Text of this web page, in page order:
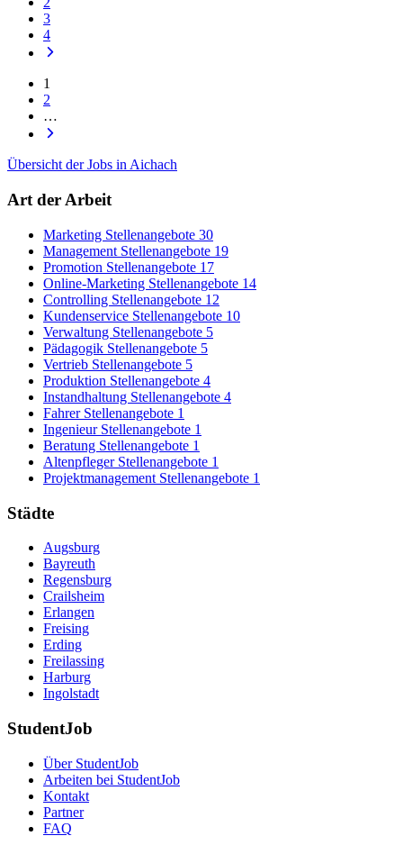
3
4
1
2
…
Übersicht der Jobs in Aichach
Art der Arbeit
Marketing Stellenangebote 30
Management Stellenangebote 19
Promotion Stellenangebote 17
Online-Marketing Stellenangebote 14
Controlling Stellenangebote 12
Kundenservice Stellenangebote 10
Verwaltung Stellenangebote 5
Pädagogik Stellenangebote 5
Vertrieb Stellenangebote 5
Produktion Stellenangebote 4
Instandhaltung Stellenangebote 4
Fahrer Stellenangebote 1
Ingenieur Stellenangebote 1
Beratung Stellenangebote 1
Altenpfleger Stellenangebote 1
Projektmanagement Stellenangebote 1
Städte
Augsburg
Bayreuth
Regensburg
Crailsheim
Erlangen
Freising
Erding
Freilassing
Harburg
Ingolstadt
StudentJob
Über StudentJob
Arbeiten bei StudentJob
Kontakt
Partner
FAQ